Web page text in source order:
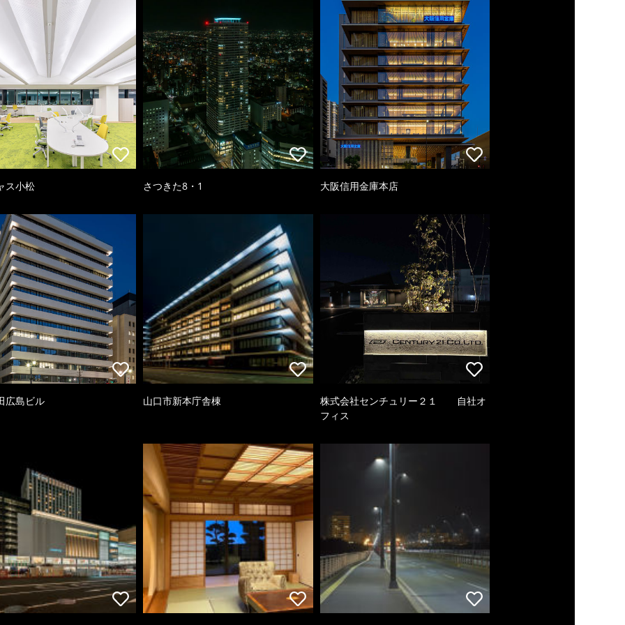
ス小松 さつきた8・1 大阪信用金庫本店
広島ビル 山口市新本庁舎棟
株式会社センチュリー２１ 自社オ
フィス